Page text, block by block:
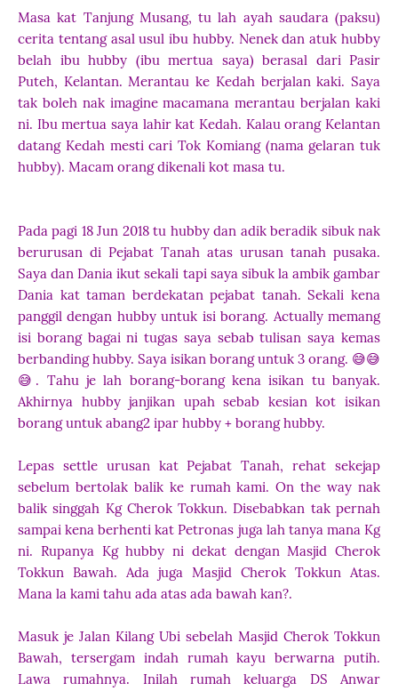
Masa kat Tanjung Musang, tu lah ayah saudara (paksu)
cerita tentang asal usul ibu hubby. Nenek dan atuk hubby
belah ibu hubby (ibu mertua saya) berasal dari Pasir
Puteh, Kelantan. Merantau ke Kedah berjalan kaki. Saya
tak boleh nak imagine macamana merantau berjalan kaki
ni. Ibu mertua saya lahir kat Kedah. Kalau orang Kelantan
datang Kedah mesti cari Tok Komiang (nama gelaran tuk
hubby). Macam orang dikenali kot masa tu.
Pada pagi 18 Jun 2018 tu hubby dan adik beradik sibuk nak
berurusan di Pejabat Tanah atas urusan tanah pusaka.
Saya dan Dania ikut sekali tapi saya sibuk la ambik gambar
Dania kat taman berdekatan pejabat tanah. Sekali kena
panggil dengan hubby untuk isi borang. Actually memang
isi borang bagai ni tugas saya sebab tulisan saya kemas
berbanding hubby. Saya isikan borang untuk 3 orang. 😅😅
😅. Tahu je lah borang-borang kena isikan tu banyak.
Akhirnya hubby janjikan upah sebab kesian kot isikan
borang untuk abang2 ipar hubby + borang hubby.
Lepas settle urusan kat Pejabat Tanah, rehat sekejap
sebelum bertolak balik ke rumah kami. On the way nak
balik singgah Kg Cherok Tokkun. Disebabkan tak pernah
sampai kena berhenti kat Petronas juga lah tanya mana Kg
ni. Rupanya Kg hubby ni dekat dengan Masjid Cherok
Tokkun Bawah. Ada juga Masjid Cherok Tokkun Atas.
Mana la kami tahu ada atas ada bawah kan?.
Masuk je Jalan Kilang Ubi sebelah Masjid Cherok Tokkun
Bawah, tersergam indah rumah kayu berwarna putih.
Lawa rumahnya. Inilah rumah keluarga DS Anwar